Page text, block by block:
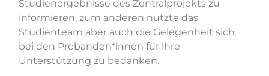
Studienergebnisse des Zentralprojekts zu
informieren, zum anderen nutzte das
Studienteam aber auch die Gelegenheit sich
bei den Probanden*innen für ihre
Unterstützung zu bedanken.